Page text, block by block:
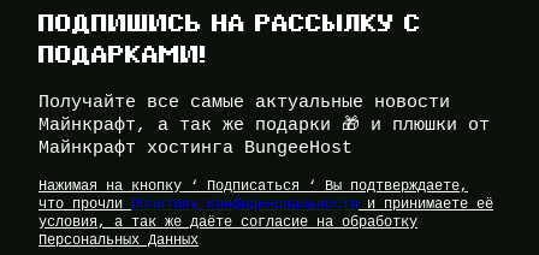
ПОДПИШИСЬ НА РАССЫЛКУ С
ПОДАРКАМИ!
Получайте все самые актуальные новости
Майнкрафт, а так же подарки 🎁 и плюшки от
Майнкрафт хостинга BungeeHost
Нажимая на кнопку ‘ Подписаться ‘ Вы подтверждаете,
что прочли Политику Конфиденциальности и принимаете её
условия, а так же даёте согласие на обработку
Персональных Данных